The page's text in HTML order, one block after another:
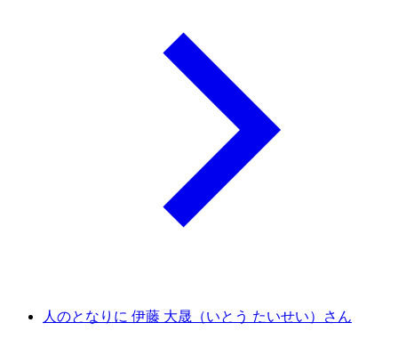
人のとなりに 伊藤 大晟（いとう たいせい）さん